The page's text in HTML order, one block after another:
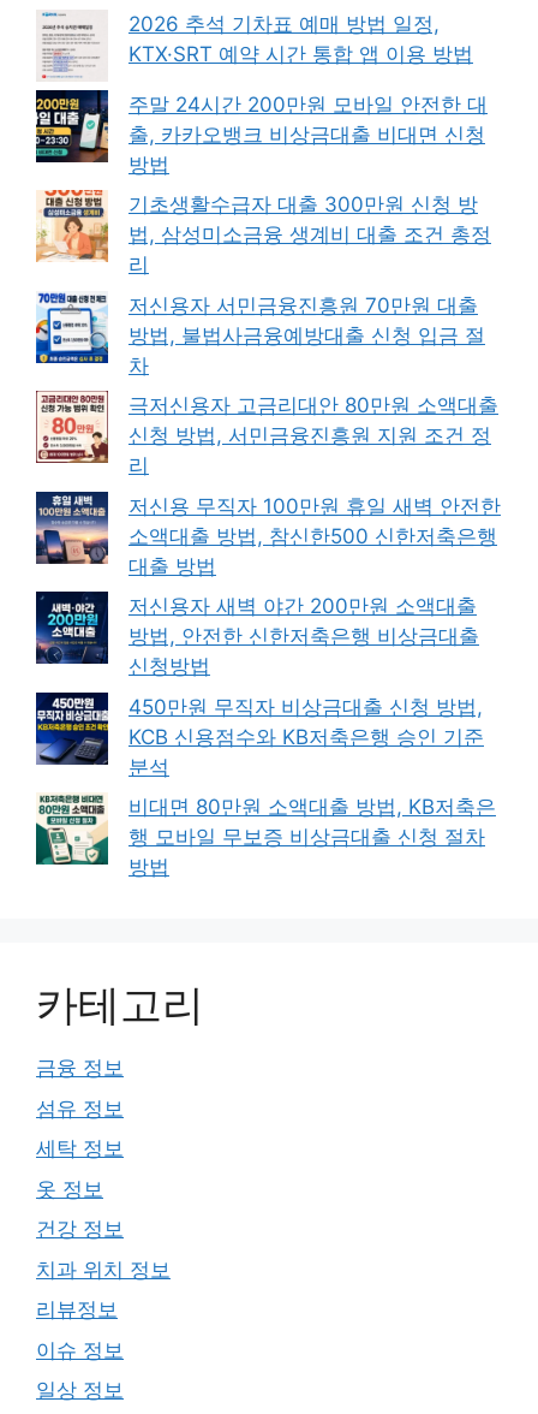
2026 추석 기차표 예매 방법 일정,
KTX·SRT 예약 시간 통합 앱 이용 방법
주말 24시간 200만원 모바일 안전한 대
출, 카카오뱅크 비상금대출 비대면 신청
방법
기초생활수급자 대출 300만원 신청 방
법, 삼성미소금융 생계비 대출 조건 총정
리
저신용자 서민금융진흥원 70만원 대출
방법, 불법사금융예방대출 신청 입금 절
차
극저신용자 고금리대안 80만원 소액대출
신청 방법, 서민금융진흥원 지원 조건 정
리
저신용 무직자 100만원 휴일 새벽 안전한
소액대출 방법, 참신한500 신한저축은행
대출 방법
저신용자 새벽 야간 200만원 소액대출
방법, 안전한 신한저축은행 비상금대출
신청방법
450만원 무직자 비상금대출 신청 방법,
KCB 신용점수와 KB저축은행 승인 기준
분석
비대면 80만원 소액대출 방법, KB저축은
행 모바일 무보증 비상금대출 신청 절차
방법
카테고리
금융 정보
섬유 정보
세탁 정보
옷 정보
건강 정보
치과 위치 정보
리뷰정보
이슈 정보
일상 정보